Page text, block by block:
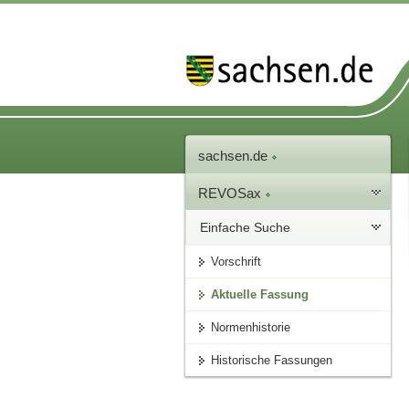
sachsen.de
REVOSax
Einfache Suche
Vorschrift
Aktuelle Fassung
Normenhistorie
Historische Fassungen